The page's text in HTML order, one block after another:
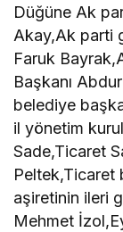
Düğüne Ak
Akay,Ak parti
Faruk
Başkanı
belediye
il yönetim
Sade,Ticaret
Peltek,Ticaret
aşiretinin ileri
Mehmet